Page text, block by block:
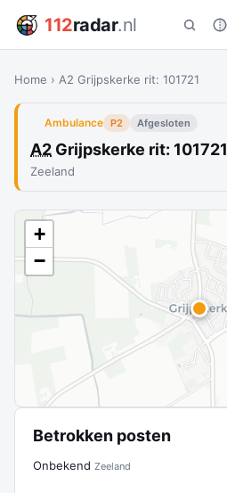
112radar.nl
Home › A2 Grijpskerke rit: 101721
Ambulance P2 Afgesloten
A2 Grijpskerke rit: 101721
Zeeland
+
−
Betrokken posten
Onbekend Zeeland